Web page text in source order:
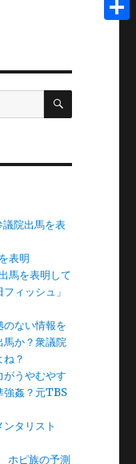
検
院出馬を表
表明
馬を表明して
ィッシュ」
のない情報を
馬か？衆議院
？
がうやむやす
強姦？元TBS
タリスト
ホピ族の予測